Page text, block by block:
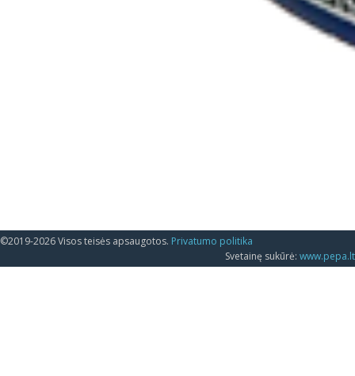
©2019-2026 Visos teisės apsaugotos. Privatumo politika
Svetainę sukūrė: www.pepa.lt